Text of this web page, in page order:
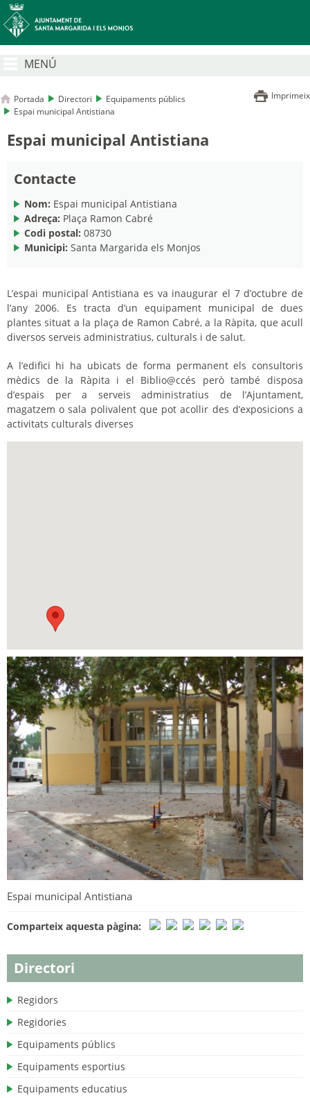
MENÚ
Portada Directori
Equipaments públics
Espai municipal Antistiana
Imprimeix
Directori
Regidors
Regidories
Equipaments públics
Equipaments esportius
Equipaments educatius
Espai municipal Antistiana
Contacte
Nom: Espai municipal Antistiana
Adreça: Plaça Ramon Cabré
Codi postal: 08730
Municipi: Santa Margarida els Monjos
L’espai municipal Antistiana es va inaugurar el 7 d’octubre de
l’any 2006. Es tracta d’un equipament municipal de dues
plantes situat a la plaça de Ramon Cabré, a la Ràpita, que acull
diversos serveis administratius, culturals i de salut.
A l’edifici hi ha ubicats de forma permanent els consultoris
mèdics de la Ràpita i el Biblio@ccés però també disposa
d’espais per a serveis administratius de l’Ajuntament,
magatzem o sala polivalent que pot acollir des d’exposicions a
activitats culturals diverses
Espai municipal Antistiana
Comparteix aquesta pàgina: